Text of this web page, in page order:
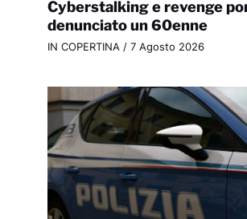
Cyberstalking e revenge
denunciato un 60enne
IN COPERTINA / 7 Agosto 2026